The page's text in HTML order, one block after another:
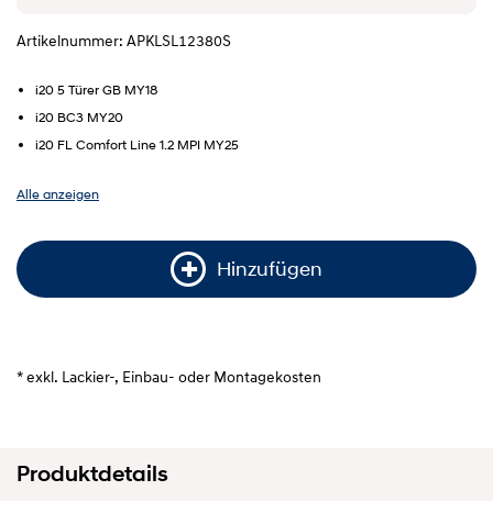
Artikelnummer: APKLSL12380S
i20 5 Türer GB MY18
i20 BC3 MY20
i20 FL Comfort Line 1.2 MPI MY25
Alle anzeigen
Hinzufügen
* exkl. Lackier-, Einbau- oder Montagekosten
Produktdetails